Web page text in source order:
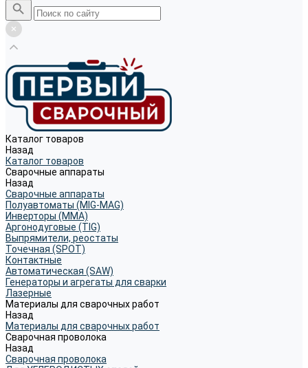
Каталог товаров
Назад
Каталог товаров
Сварочные аппараты
Назад
Сварочные аппараты
Полуавтоматы (MIG-MAG)
Инверторы (MMA)
Аргонодуговые (TIG)
Выпрямители, реостаты
Точечная (SPOT)
Контактные
Автоматическая (SAW)
Генераторы и агрегаты для сварки
Лазерные
Материалы для сварочных работ
Назад
Материалы для сварочных работ
Сварочная проволока
Назад
Сварочная проволока